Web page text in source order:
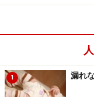
1 漏れ